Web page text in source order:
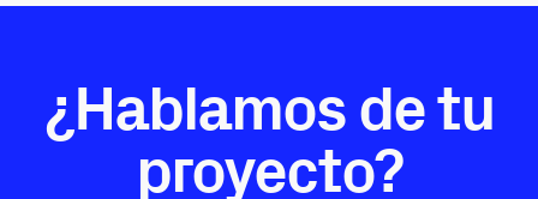
¿Hablamos de tu
proyecto?